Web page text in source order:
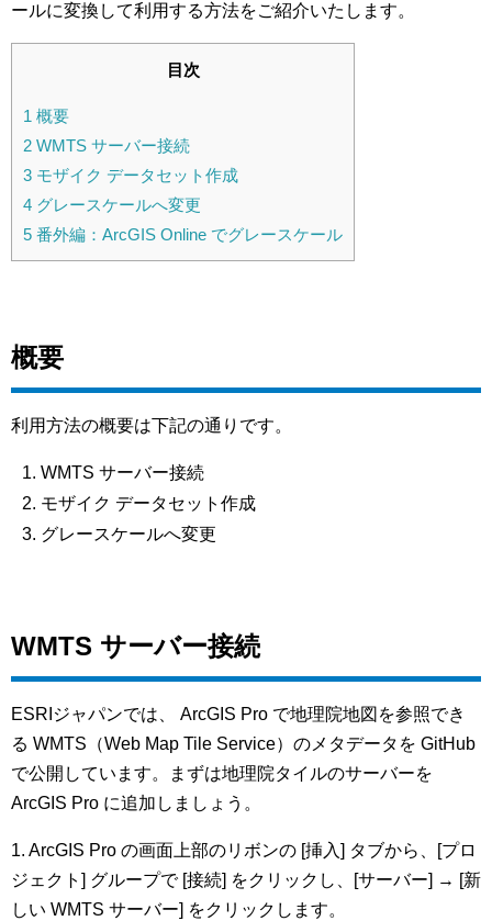
ールに変換して利用する方法をご紹介いたします。
目次
1 概要
2 WMTS サーバー接続
3 モザイク データセット作成
4 グレースケールへ変更
5 番外編：ArcGIS Online でグレースケール
概要
利用方法の概要は下記の通りです。
WMTS サーバー接続
モザイク データセット作成
グレースケールへ変更
WMTS サーバー接続
ESRIジャパンでは、 ArcGIS Pro で地理院地図を参照でき
る WMTS（Web Map Tile Service）のメタデータを GitHub
で公開しています。まずは地理院タイルのサーバーを
ArcGIS Pro に追加しましょう。
1. ArcGIS Pro の画面上部のリボンの [挿入] タブから、[プロ
ジェクト] グループで [接続] をクリックし、[サーバー] → [新
しい WMTS サーバー] をクリックします。